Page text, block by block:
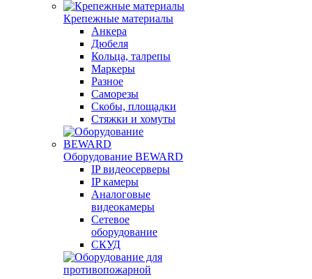
Крепежные материалы
Анкера
Дюбеля
Кольца, талрепы
Маркеры
Разное
Саморезы
Скобы, площадки
Стяжки и хомуты
Оборудование BEWARD
IP видеосерверы
IP камеры
Аналоговые
видеокамеры
Сетевое
оборудование
СКУД